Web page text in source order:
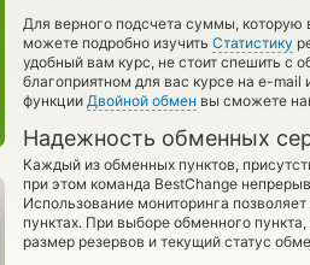
Для верного подсчета суммы, которую
можете подробно изучить Статистику
удобный вам курс, не стоит спешить с
благоприятном для вас курсе на e-
функции Двойной обмен вы сможете
Надежность обменных
Каждый из обменных пунктов,
при этом команда BestChange
Использование мониторинга
пунктах. При выборе обменного
размер резервов и текущий статус